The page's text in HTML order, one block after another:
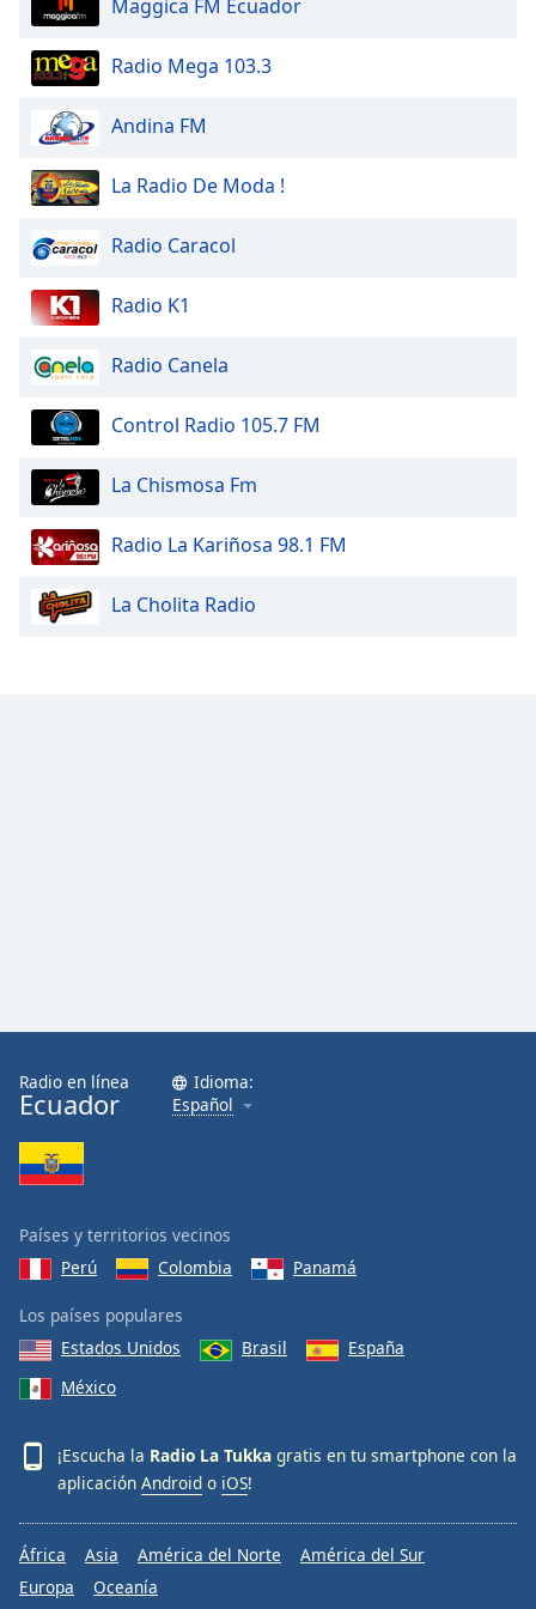
window.
Escape
cancel
and
close
window.
Text
Color
Text
Background
Opacity
Font
Family
Close
Modal
Dialog
End
dialog
window.
Maggica FM Ecuador
Radio Mega 103.3
Andina FM
La Radio De Moda !
Radio Caracol
Radio K1
Radio Canela
Control Radio 105.7 FM
La Chismosa Fm
Radio La Kariñosa 98.1 FM
La Cholita Radio
Radio en línea
Ecuador
Idioma:
Español
Países y territorios vecinos
Perú
Colombia Panamá
Los países populares
Estados Unidos
Brasil
España
México
¡Escucha la Radio La Tukka gratis en tu smartphone con la
aplicación Android o iOS!
África Asia América del Norte
América del Sur
Europa
Oceanía